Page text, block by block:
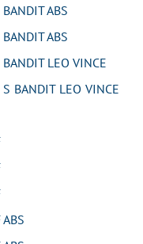
ABS
ABS
LEO VINCE
LEO VINCE